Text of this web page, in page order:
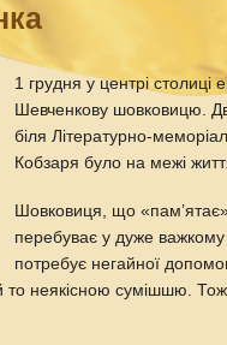
1 грудня у центрі столиці
Шевченкову шовковицю.
біля Літературно-
Кобзаря було на межі
Шовковиця, що
перебуває у дуже важкому
потребує негайної
то неякісною сумішшю.